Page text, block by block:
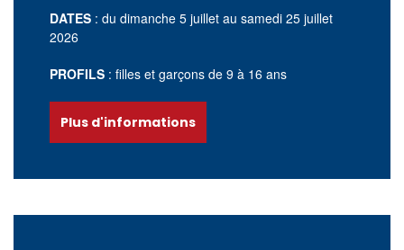
DATES : du dimanche 5 juillet au samedi 25 juillet
2026
PROFILS : filles et garçons de 9 à 16 ans
Plus d'informations